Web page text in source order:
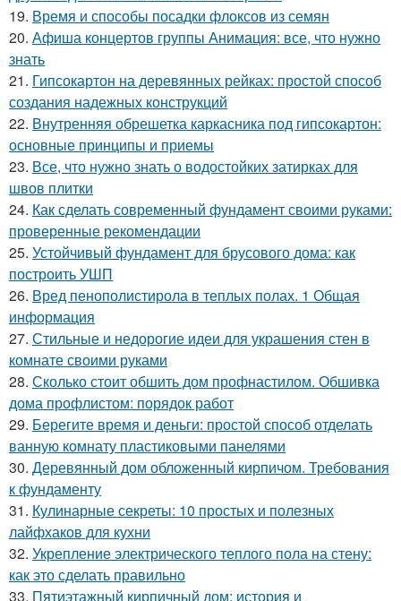
19. Время и способы посадки флоксов из семян
20. Афиша концертов группы Анимация: все, что нужно
знать
21. Гипсокартон на деревянных рейках: простой способ
создания надежных конструкций
22. Внутренняя обрешетка каркасника под гипсокартон:
основные принципы и приемы
23. Все, что нужно знать о водостойких затирках для
швов плитки
24. Как сделать современный фундамент своими руками:
проверенные рекомендации
25. Устойчивый фундамент для брусового дома: как
построить УШП
26. Вред пенополистирола в теплых полах. 1 Общая
информация
27. Стильные и недорогие идеи для украшения стен в
комнате своими руками
28. Сколько стоит обшить дом профнастилом. Обшивка
дома профлистом: порядок работ
29. Берегите время и деньги: простой способ отделать
ванную комнату пластиковыми панелями
30. Деревянный дом обложенный кирпичом. Требования
к фундаменту
31. Кулинарные секреты: 10 простых и полезных
лайфхаков для кухни
32. Укрепление электрического теплого пола на стену:
как это сделать правильно
33. Пятиэтажный кирпичный дом: история и